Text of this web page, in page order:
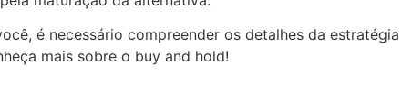
é necessário compreender os detalhes da estratégia
mais sobre o buy and hold!